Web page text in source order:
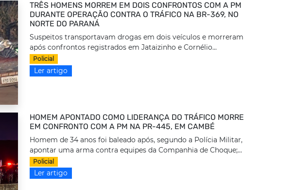
TRÊS HOMENS MORREM EM DOIS CONFRONTOS COM A PM
DURANTE OPERAÇÃO CONTRA O TRÁFICO NA BR-369, NO
NORTE DO PARANÁ
Suspeitos transportavam drogas em dois veículos e morreram
após confrontos registrados em Jataizinho e Cornélio...
Policial
Ler artigo
HOMEM APONTADO COMO LIDERANÇA DO TRÁFICO MORRE
EM CONFRONTO COM A PM NA PR-445, EM CAMBÉ
Homem de 34 anos foi baleado após, segundo a Polícia Militar,
apontar uma arma contra equipes da Companhia de Choque;...
Policial
Ler artigo